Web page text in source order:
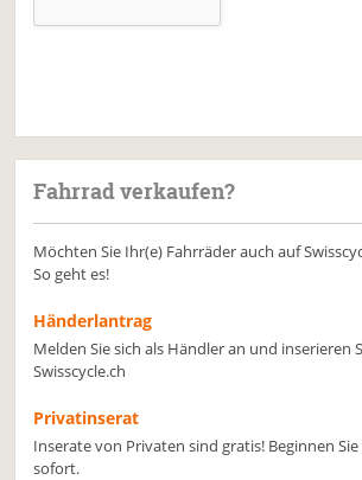
Fahrrad verkaufen?
Möchten Sie Ihr(e) Fahrräder auch auf
So geht es!
Händerlantrag
Melden Sie sich als Händler an und inserieren
Swisscycle.ch
Privatinserat
Inserate von Privaten sind gratis! Beginnen
sofort.